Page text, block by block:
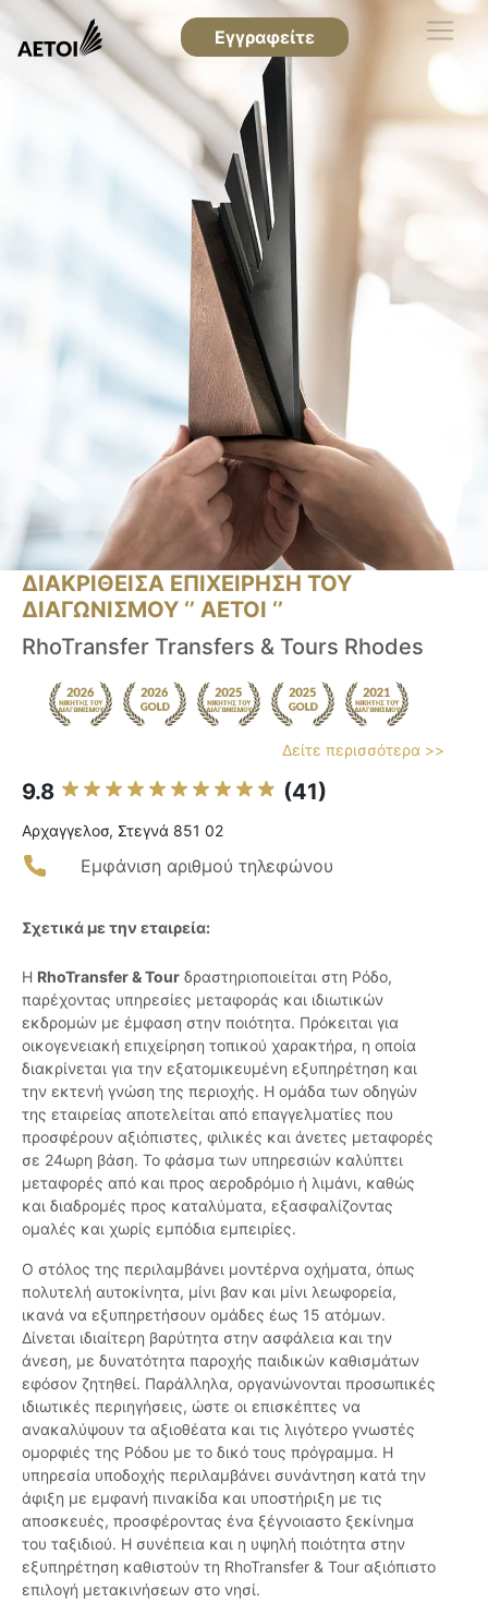
Εγγραφείτε
ΔΙΑΚΡΙΘΕΙΣΑ ΕΠΙΧΕΙΡΗΣΗ ΤΟΥ
ΔΙΑΓΩΝΙΣΜΟΥ ‘’ ΑΕΤΟΙ ‘’
RhoTransfer Transfers & Tours Rhodes
Δείτε περισσότερα >>
9.8 (41)
Αρχαγγελοσ, Στεγνά 851 02
Εμφάνιση αριθμού τηλεφώνου
Σχετικά με την εταιρεία:
Η RhoTransfer & Tour δραστηριοποιείται στη Ρόδο,
παρέχοντας υπηρεσίες μεταφοράς και ιδιωτικών
εκδρομών με έμφαση στην ποιότητα. Πρόκειται για
οικογενειακή επιχείρηση τοπικού χαρακτήρα, η οποία
διακρίνεται για την εξατομικευμένη εξυπηρέτηση και
την εκτενή γνώση της περιοχής. Η ομάδα των οδηγών
της εταιρείας αποτελείται από επαγγελματίες που
προσφέρουν αξιόπιστες, φιλικές και άνετες μεταφορές
σε 24ωρη βάση. Το φάσμα των υπηρεσιών καλύπτει
μεταφορές από και προς αεροδρόμιο ή λιμάνι, καθώς
και διαδρομές προς καταλύματα, εξασφαλίζοντας
ομαλές και χωρίς εμπόδια εμπειρίες.
Ο στόλος της περιλαμβάνει μοντέρνα οχήματα, όπως
πολυτελή αυτοκίνητα, μίνι βαν και μίνι λεωφορεία,
ικανά να εξυπηρετήσουν ομάδες έως 15 ατόμων.
Δίνεται ιδιαίτερη βαρύτητα στην ασφάλεια και την
άνεση, με δυνατότητα παροχής παιδικών καθισμάτων
εφόσον ζητηθεί. Παράλληλα, οργανώνονται προσωπικές
ιδιωτικές περιηγήσεις, ώστε οι επισκέπτες να
ανακαλύψουν τα αξιοθέατα και τις λιγότερο γνωστές
ομορφιές της Ρόδου με το δικό τους πρόγραμμα. Η
υπηρεσία υποδοχής περιλαμβάνει συνάντηση κατά την
άφιξη με εμφανή πινακίδα και υποστήριξη με τις
αποσκευές, προσφέροντας ένα ξέγνοιαστο ξεκίνημα
του ταξιδιού. Η συνέπεια και η υψηλή ποιότητα στην
εξυπηρέτηση καθιστούν τη RhoTransfer & Tour αξιόπιστο
επιλογή μετακινήσεων στο νησί.